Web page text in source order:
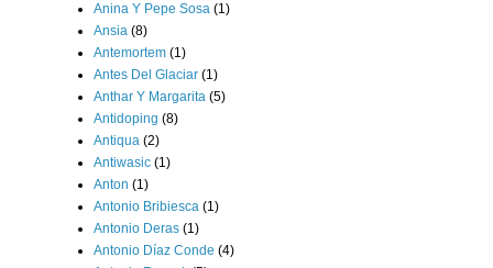
Anina Y Pepe Sosa (1)
Ansia (8)
Antemortem (1)
Antes Del Glaciar (1)
Anthar Y Margarita (5)
Antidoping (8)
Antiqua (2)
Antiwasic (1)
Anton (1)
Antonio Bribiesca (1)
Antonio Deras (1)
Antonio Díaz Conde (4)